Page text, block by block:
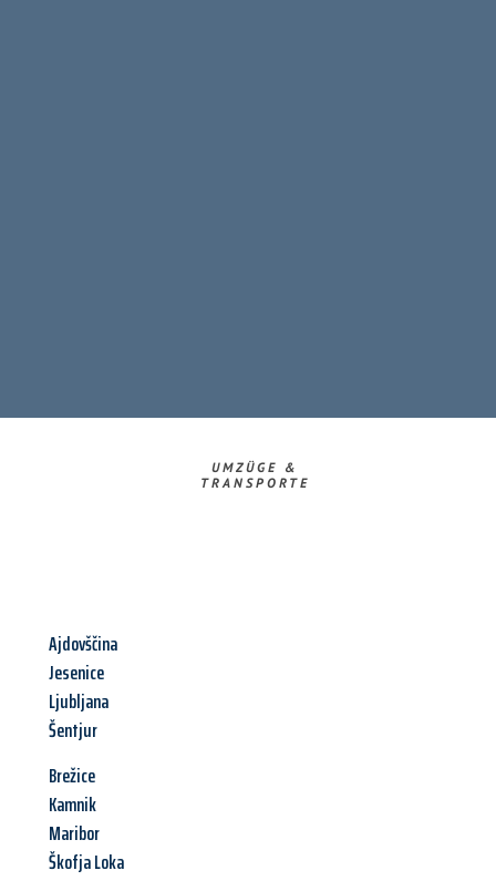
UMZÜGE &
TRANSPORTE
Ajdovščina
Jesenice
Ljubljana
Šentjur
Brežice
Kamnik
Maribor
Škofja Loka